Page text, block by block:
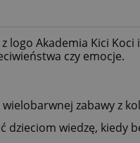
logo Akademia Kici
czy emocje.
zabawy z
dzieciom wiedzę, kiedy